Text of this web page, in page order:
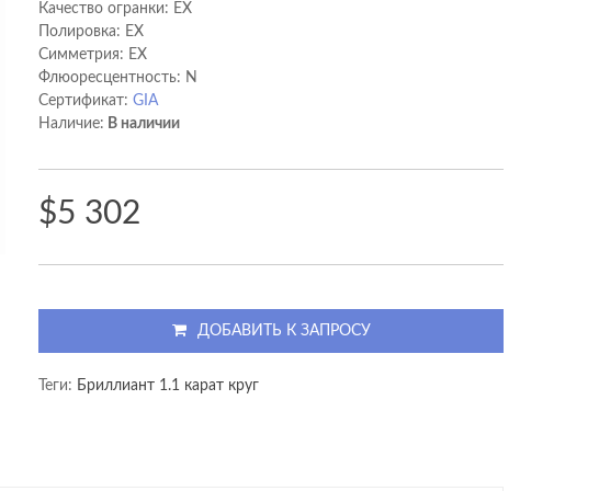
Качество огранки: EX
Полировка: EX
Cимметрия: EX
Флюоресцентность: N
Сертификат:GIA
Наличие: В наличии
$5 302
ДОБАВИТЬ К ЗАПРОСУ
Теги: Бриллиант 1.1 карат круг